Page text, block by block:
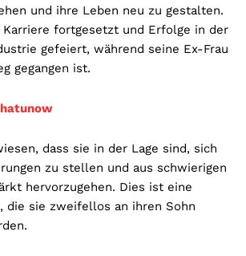
und ihre Leben neu zu gestalten.
Karriere fortgesetzt und Erfolge in der
gefeiert, während seine Ex-Frau
gegangen ist.
dass sie in der Lage sind, sich
zu stellen und aus schwierigen
hervorzugehen. Dies ist eine
die sie zweifellos an ihren Sohn